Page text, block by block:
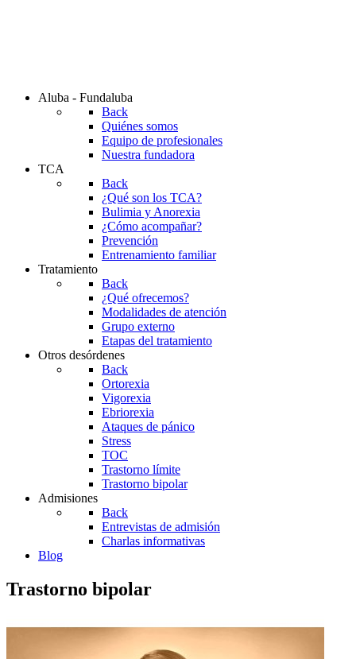
Aluba - Fundaluba
Back
Quiénes somos
Equipo de profesionales
Nuestra fundadora
TCA
Back
¿Qué son los TCA?
Bulimia y Anorexia
¿Cómo acompañar?
Prevención
Entrenamiento familiar
Tratamiento
Back
¿Qué ofrecemos?
Modalidades de atención
Grupo externo
Etapas del tratamiento
Otros desórdenes
Back
Ortorexia
Vigorexia
Ebriorexia
Ataques de pánico
Stress
TOC
Trastorno límite
Trastorno bipolar
Admisiones
Back
Entrevistas de admisión
Charlas informativas
Blog
Trastorno bipolar